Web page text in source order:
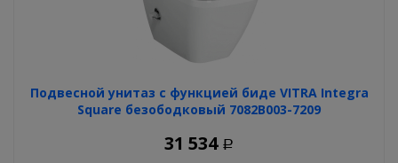
Подвесной унитаз с функцией биде VITRA Integra
Square безободковый 7082B003-7209
31 534 Р